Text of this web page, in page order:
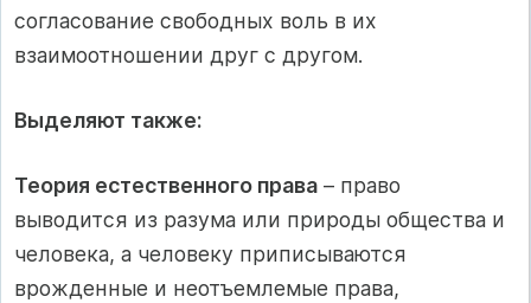
согласование свободных воль в их
взаимоотношении друг с дру­гом.
Выделяют также:
Теория естественного права – право
выводится из разума или природы общества и
человека, а человеку приписываются
врожденные и неотъемлемые права,